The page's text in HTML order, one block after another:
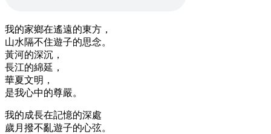
我的家鄉在遙遠的東方，
山水隔不住遊子的思念。
黃河的深沉，
長江的綿延，
華夏文明，
是我心中的尊嚴。
我的成長在記憶的深處
歲月撥不亂遊子的心弦。